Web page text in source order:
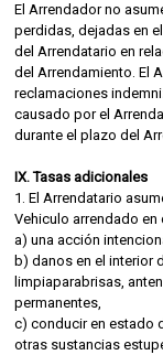
El Arrendador no
perdidas, dejadas en
del Arrendatario en
del Arrendamiento. El
reclamaciones
causado por el
durante el plazo del
IX. Tasas adicionales
1. El Arrendatario
Vehiculo arrendado en
a) una acción
b) danos en el interior
limpiaparabrisas,
permanentes,
c) conducir en estado
otras sustancias